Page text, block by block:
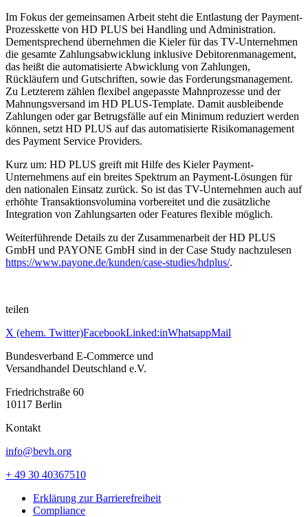
Im Fokus der gemeinsamen Arbeit steht die Entlastung der Payment-
Prozesskette von HD PLUS bei Handling und Administration.
Dementsprechend übernehmen die Kieler für das TV-Unternehmen
die gesamte Zahlungsabwicklung inklusive Debitorenmanagement,
das heißt die automatisierte Abwicklung von Zahlungen,
Rückläufern und Gutschriften, sowie das Forderungsmanagement.
Zu Letzterem zählen flexibel angepasste Mahnprozesse und der
Mahnungsversand im HD PLUS-Template. Damit ausbleibende
Zahlungen oder gar Betrugsfälle auf ein Minimum reduziert werden
können, setzt HD PLUS auf das automatisierte Risikomanagement
des Payment Service Providers.
Kurz um: HD PLUS greift mit Hilfe des Kieler Payment-
Unternehmens auf ein breites Spektrum an Payment-Lösungen für
den nationalen Einsatz zurück. So ist das TV-Unternehmen auch auf
erhöhte Transaktionsvolumina vorbereitet und die zusätzliche
Integration von Zahlungsarten oder Features flexible möglich.
Weiterführende Details zu der Zusammenarbeit der HD PLUS
GmbH und PAYONE GmbH sind in der Case Study nachzulesen
https://www.payone.de/kunden/case-studies/hdplus/.
teilen
X (ehem. Twitter)FacebookLinked:inWhatsappMail
Bundesverband E-Commerce und
Versandhandel Deutschland e.V.
Friedrichstraße 60
10117 Berlin
Kontakt
info@bevh.org
+ 49 30 40367510
Erklärung zur Barrierefreiheit
Compliance